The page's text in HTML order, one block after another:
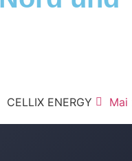
CELLIX ENERGY Mai